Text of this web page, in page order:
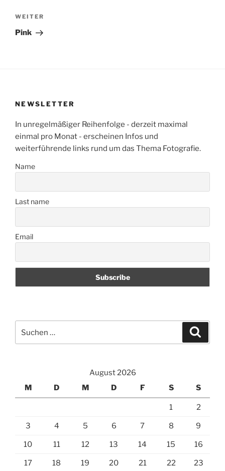
Nächster
Beitrag
WEITER
Pink
NEWSLETTER
In unregelmäßiger Reihenfolge - derzeit maximal
einmal pro Monat - erscheinen Infos und
weiterführende links rund um das Thema Fotografie.
Name
Last name
Email
nach:
August 2026
M
D M D F S S
1 2
3 4 5 6 7 8 9
10 11 12 13 14 15 16
17 18 19 20 21 22 23